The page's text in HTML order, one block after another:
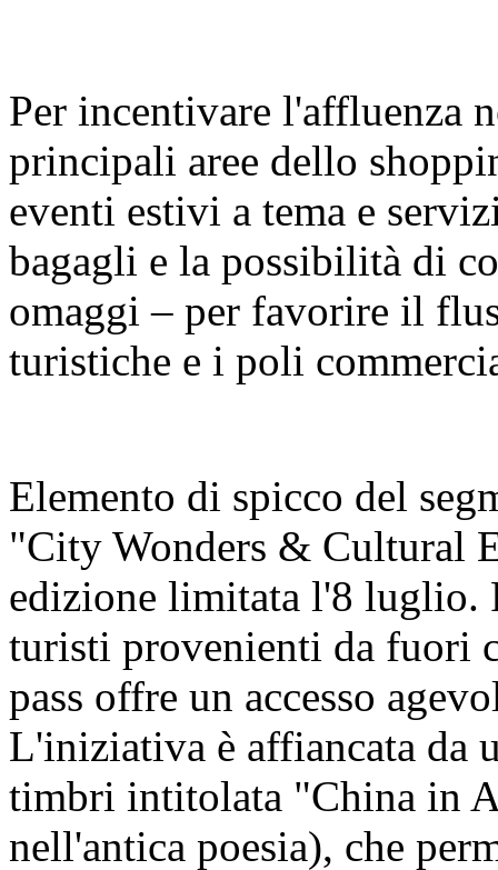
Per incentivare l'affluenza
principali aree dello
eventi estivi a tema e
bagagli e la possibilità di
omaggi – per favorire il
turistiche e i poli
Elemento di spicco del
"City Wonders & Cultural
edizione limitata l'8 luglio.
turisti provenienti da fuori
pass offre un accesso
L'iniziativa è affiancata da
timbri intitolata "China in
nell'antica poesia), che